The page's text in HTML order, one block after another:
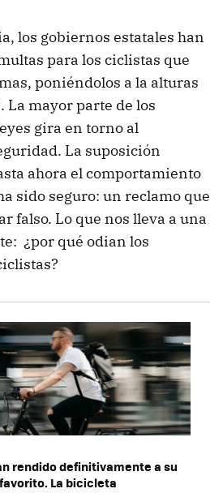
los gobiernos estatales han
para los ciclistas que
poniéndolos a la alturas
La mayor parte de los
gira en torno al
La suposición
ahora el comportamiento
sido seguro: un reclamo que
falso. Lo que nos lleva a una
¿por qué odian los
rendido definitivamente a su
La bicicleta